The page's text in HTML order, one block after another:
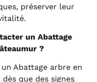
préserver leur
un Abattage
?
Abattage arbre en
que des signes